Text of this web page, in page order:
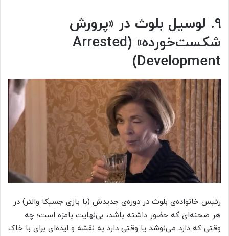
۹. لوسیل بلوث در «پرورش
شکست‌خورده» (Arrested
Development)
رئیس خانواده‌ی بلوث در دوره‌ی جدیدش (با بازی جسیکا والتر) در
هر صحنه‌ای که حضور داشته باشد، بی‌نهایت بامزه است؛ چه
وقتی که دارد می‌نوشد یا وقتی دارد به نقشه‌ و ایده‌ای برای با خاک